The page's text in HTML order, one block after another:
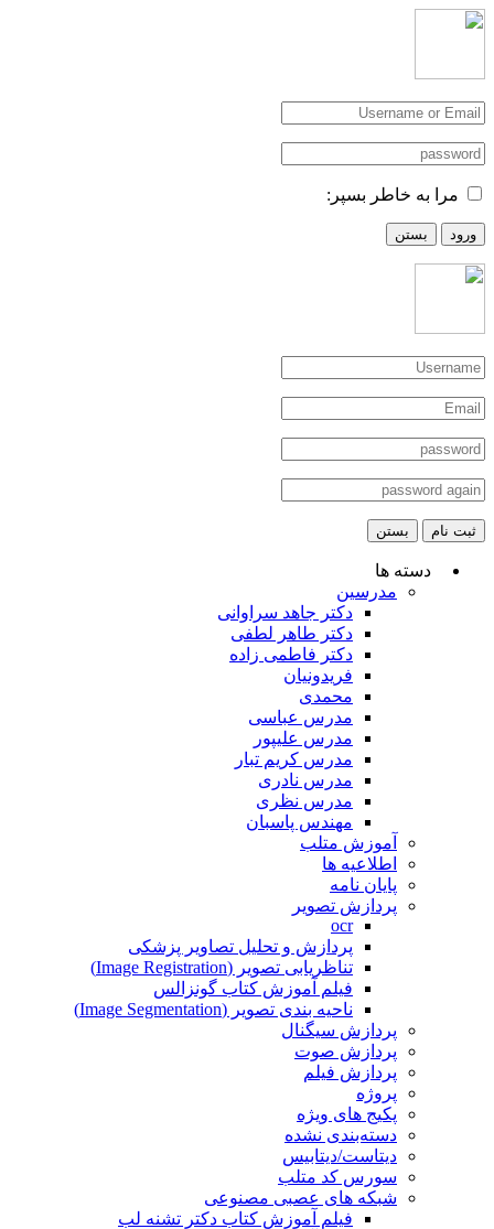
مرا به خاطر بسپر:
ورود بستن
ثبت نام بستن
دسته ها
مدرسین
دکتر جاهد سراوانی
دکتر طاهر لطفی
دکتر فاطمی زاده
فریدونیان
محمدی
مدرس عباسی
مدرس علیپور
مدرس کریم تبار
مدرس نادری
مدرس نظری
مهندس پاسبان
آموزش متلب
اطلاعیه ها
پایان نامه
پردازش تصویر
ocr
پردازش و تحلیل تصاویر پزشکی
تناظریابی تصویر (Image Registration)
فیلم آموزش کتاب گونزالس
ناحیه بندی تصویر (Image Segmentation)
پردازش سیگنال
پردازش صوت
پردازش فیلم
پروژه
پکیج های ویژه
دسته‌بندی نشده
دیتاست/دیتابیس
سورس کد متلب
شبکه های عصبی مصنوعی
فیلم آموزش کتاب دکتر تشنه لب